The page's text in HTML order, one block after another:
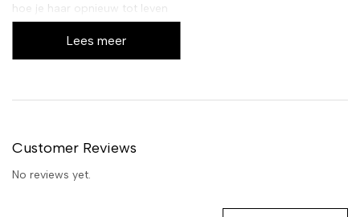
hoe je haar opnieuw tot leven
komt.
Lees meer
Customer Reviews
No reviews yet.